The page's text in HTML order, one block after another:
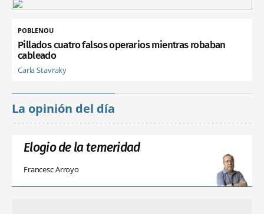
POBLENOU
Pillados cuatro falsos operarios mientras robaban
cableado
Carla Stavraky
La opinión del día
Elogio de la temeridad
Francesc Arroyo